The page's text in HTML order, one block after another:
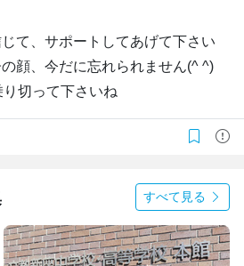
て、サポートしてあげて下さい
顔、今だに忘れられません(^ ^)
切って下さいね
すべて見る